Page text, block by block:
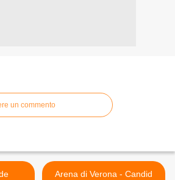
un commento
Arena di Verona - Candid